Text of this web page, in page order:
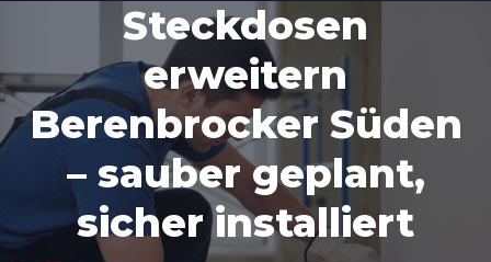
Steckdosen
erweitern
Berenbrocker Süden
– sauber geplant,
sicher installiert